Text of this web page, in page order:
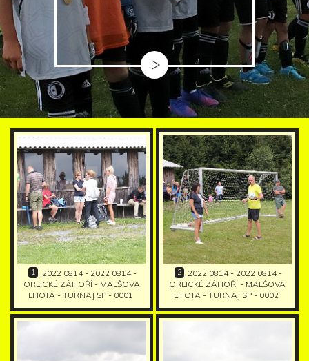
1
2022 0814 - 2022 0814 -
ORLICKÉ ZÁHOŘÍ - MALŠOVA
LHOTA - TURNAJ SP - 0001
2
2022 0814 - 2022 0814 -
ORLICKÉ ZÁHOŘÍ - MALŠOVA
LHOTA - TURNAJ SP - 0002